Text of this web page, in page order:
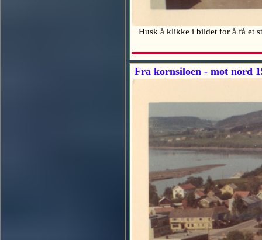
Husk å klikke i bildet for å få et
Fra kornsiloen - mot nord